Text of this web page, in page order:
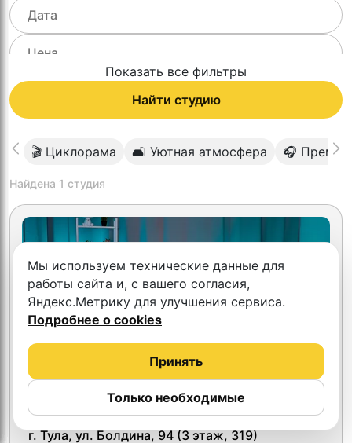
Показать все фильтры
Найти студию
🎬 Циклорама 🛋 Уютная атмосфера 🎧
Найдена 1 студия
Парафраз
г. Тула, ул. Болдина, 94 (3 этаж, 319)
Мы используем технические данные для
работы сайта и, с вашего согласия,
Яндекс.Метрику для улучшения сервиса.
Подробнее о cookies
Только необходимые
Принять